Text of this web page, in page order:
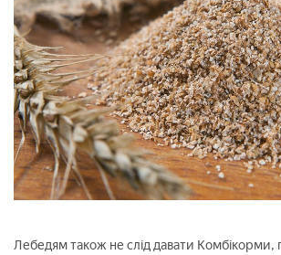
Лебедям також не слід давати Комбікорми,